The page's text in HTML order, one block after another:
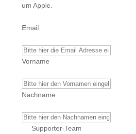
um Apple.
Email
Vorname
Nachname
Supporter-Team